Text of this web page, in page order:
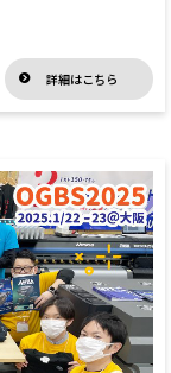
詳細はこちら